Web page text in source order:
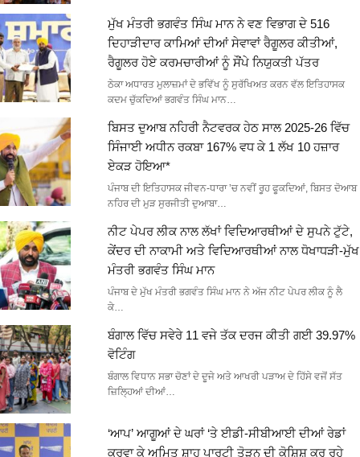
ਮੁੱਖ ਮੰਤਰੀ ਭਗਵੰਤ ਸਿੰਘ ਮਾਨ ਨੇ ਵਣ ਵਿਭਾਗ ਦੇ 516
ਦਿਹਾੜੀਦਾਰ ਕਾਮਿਆਂ ਦੀਆਂ ਸੇਵਾਵਾਂ ਰੈਗੂਲਰ ਕੀਤੀਆਂ,
ਰੈਗੂਲਰ ਹੋਏ ਕਰਮਚਾਰੀਆਂ ਨੂੰ ਸੌਂਪੇ ਨਿਯੁਕਤੀ ਪੱਤਰ
ਠੇਕਾ ਅਧਾਰਤ ਮੁਲਾਜ਼ਮਾਂ ਦੇ ਭਵਿੱਖ ਨੂੰ ਸੁਰੱਖਿਅਤ ਕਰਨ ਵੱਲ ਇਤਿਹਾਸਕ
ਕਦਮ ਚੁੱਕਦਿਆਂ ਭਗਵੰਤ ਸਿੰਘ ਮਾਨ…
ਬਿਸਤ ਦੁਆਬ ਨਹਿਰੀ ਨੈਟਵਰਕ ਹੇਠ ਸਾਲ 2025-26 ਵਿੱਚ
ਸਿੰਜਾਈ ਅਧੀਨ ਰਕਬਾ 167% ਵਧ ਕੇ 1 ਲੱਖ 10 ਹਜ਼ਾਰ
ਏਕੜ ਹੋਇਆ*
ਪੰਜਾਬ ਦੀ ਇਤਿਹਾਸਕ ਜੀਵਨ-ਧਾਰਾ ’ਚ ਨਵੀਂ ਰੂਹ ਫੂਕਦਿਆਂ, ਬਿਸਤ ਦੋਆਬ
ਨਹਿਰ ਦੀ ਮੁੜ ਸੁਰਜੀਤੀ ਦੁਆਬਾ…
ਨੀਟ ਪੇਪਰ ਲੀਕ ਨਾਲ ਲੱਖਾਂ ਵਿਦਿਆਰਥੀਆਂ ਦੇ ਸੁਪਨੇ ਟੁੱਟੇ,
ਕੇਂਦਰ ਦੀ ਨਾਕਾਮੀ ਅਤੇ ਵਿਦਿਆਰਥੀਆਂ ਨਾਲ ਧੋਖਾਧੜੀ-ਮੁੱਖ
ਮੰਤਰੀ ਭਗਵੰਤ ਸਿੰਘ ਮਾਨ
ਪੰਜਾਬ ਦੇ ਮੁੱਖ ਮੰਤਰੀ ਭਗਵੰਤ ਸਿੰਘ ਮਾਨ ਨੇ ਅੱਜ ਨੀਟ ਪੇਪਰ ਲੀਕ ਨੂੰ ਲੈ
ਕੇ…
ਬੰਗਾਲ ਵਿੱਚ ਸਵੇਰੇ 11 ਵਜੇ ਤੱਕ ਦਰਜ ਕੀਤੀ ਗਈ 39.97%
ਵੋਟਿੰਗ
ਬੰਗਾਲ ਵਿਧਾਨ ਸਭਾ ਚੋਣਾਂ ਦੇ ਦੂਜੇ ਅਤੇ ਆਖਰੀ ਪੜਾਅ ਦੇ ਹਿੱਸੇ ਵਜੋਂ ਸੱਤ
ਜ਼ਿਲ੍ਹਿਆਂ ਦੀਆਂ…
‘ਆਪ’ ਆਗੂਆਂ ਦੇ ਘਰਾਂ ‘ਤੇ ਈਡੀ-ਸੀਬੀਆਈ ਦੀਆਂ ਰੇਡਾਂ
ਕਰਵਾ ਕੇ ਅਮਿਤ ਸ਼ਾਹ ਪਾਰਟੀ ਤੋੜਨ ਦੀ ਕੋਸ਼ਿਸ਼ ਕਰ ਰਹੇ